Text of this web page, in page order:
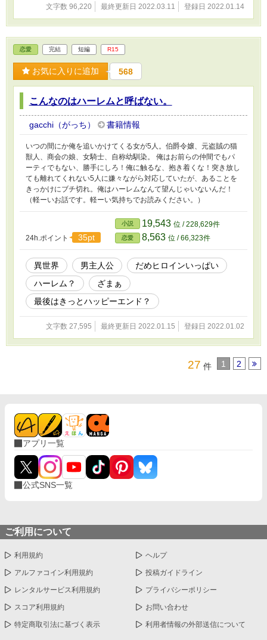
文字数 96,220 最終更新日 2022.03.11 登録日 2022.01.14
恋愛 完結 短編 R15
お気に入りに追加 568
こんなのはハーレムと呼ばない。
gacchi（がっち） 書籍情報
いつの間にか俺を追いかけてくる女が5人。伯爵令嬢、元盗賊の猫
獣人、商会の娘、女騎士、自称幼馴染。 俺はお前らの仲間でもパ
ーティでもない、勝手にしろ！俺に触るな、抱き着くな！突き放し
ても離れてくれない5人に嫌々ながら対応していたが、あることを
きっかけにブチ切れ。俺はハーレムなんて望んじゃいないんだ！
（軽ーいお話です。軽ーい気持ちでお読みください。）
24h.ポイント 35pt
小説 19,543 位 / 228,629件
恋愛 8,563 位 / 66,323件
異世界 男主人公
だめヒロインいっぱい
ハーレム？
ざまぁ
最後はきっとハッピーエンド？
文字数 27,595 最終更新日 2022.01.15 登録日 2022.01.02
27 件 1 2
アプリ一覧
公式SNS一覧
ご利用について
利用規約 ヘルプ
アルファコイン利用規約 投稿ガイドライン
レンタルサービス利用規約 プライバシーポリシー
スコア利用規約 お問い合わせ
特定商取引法に基づく表示 利用者情報の外部送信について